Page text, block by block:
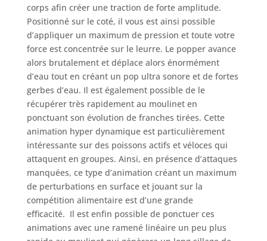
corps afin créer une traction de forte amplitude.
Positionné sur le coté, il vous est ainsi possible
d’appliquer un maximum de pression et toute votre
force est concentrée sur le leurre. Le popper avance
alors brutalement et déplace alors énormément
d’eau tout en créant un pop ultra sonore et de fortes
gerbes d’eau. Il est également possible de le
récupérer très rapidement au moulinet en
ponctuant son évolution de franches tirées. Cette
animation hyper dynamique est particulièrement
intéressante sur des poissons actifs et véloces qui
attaquent en groupes. Ainsi, en présence d’attaques
manquées, ce type d’animation créant un maximum
de perturbations en surface et jouant sur la
compétition alimentaire est d’une grande
efficacité. Il est enfin possible de ponctuer ces
animations avec une ramené linéaire un peu plus